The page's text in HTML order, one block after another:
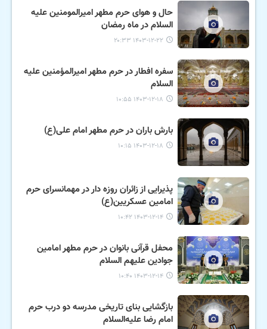
حال و هوای حرم مطهر امیرالمومنین علیه
السلام در ماه رمضان
۱۴۰۳-۱۲-۲۲ ۲۰:۳۳
سفره افطار در حرم مطهر امیرالمؤمنین علیه
السلام
۱۴۰۳-۱۲-۱۸ ۱۰:۵۵
بارش باران در حرم مطهر امام علی(ع)
۱۴۰۳-۱۲-۱۸ ۱۰:۱۵
پذیرایی از زائران روزه دار در مهمانسرای حرم
امامین عسکریین(ع)
۱۴۰۳-۱۲-۱۴ ۱۰:۴۲
محفل قرآنی بانوان در حرم مطهر امامین
جوادین علیهم السلام
۱۴۰۳-۱۲-۱۴ ۱۰:۴۰
بازگشایی بنای تاریخی مدرسه دو درب حرم
امام رضا علیه‌السلام